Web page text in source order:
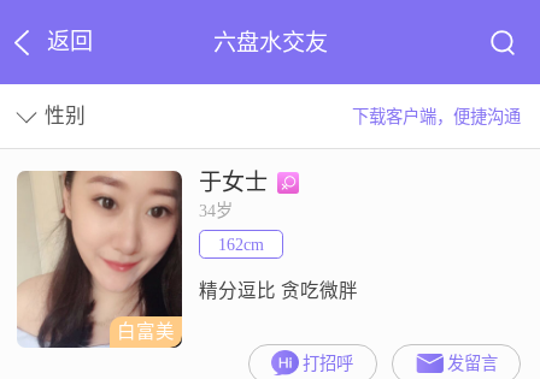
返回 六盘水交友
性别 下载客户端，便捷沟通
白富美
于女士
34岁
162cm
精分逗比 贪吃微胖
打招呼 发留言